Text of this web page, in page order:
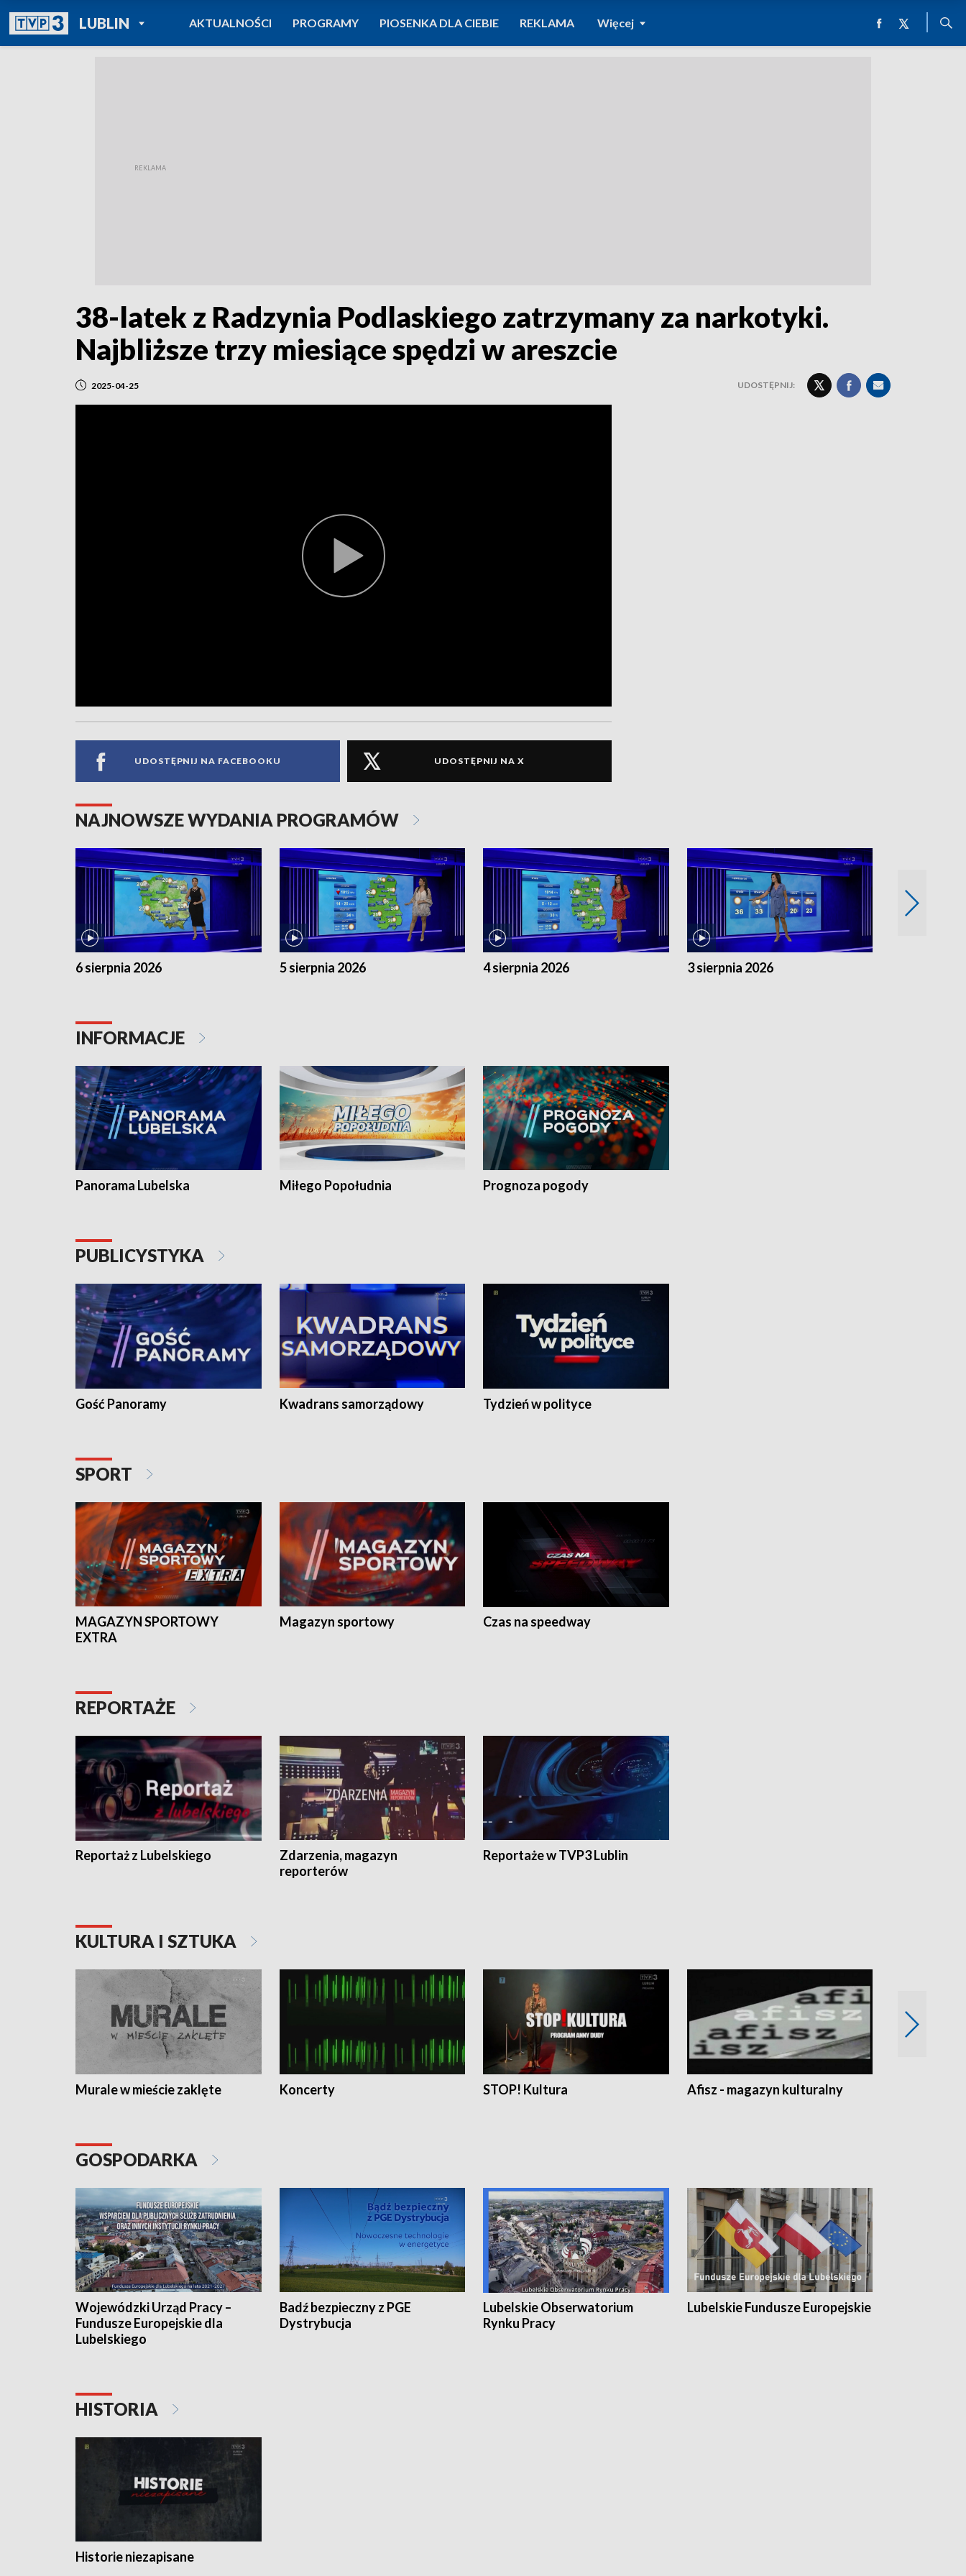
LUBLINPOWRÓT DO
TVP REGIONY
AKTUALNOŚCI PROGRAMY PIOSENKA DLA CIEBIE REKLAMA Więcej
38-latek z Radzynia Podlaskiego zatrzymany za narkotyki.
Najbliższe trzy miesiące spędzi w areszcie
2025-04-25 UDOSTĘPNIJ:
UDOSTĘPNIJ NA FACEBOOKU UDOSTĘPNIJ NA X
NAJNOWSZE WYDANIA PROGRAMÓW
6 sierpnia 2026 5 sierpnia 2026 4 sierpnia 2026 3 sierpnia 2026
INFORMACJE
Panorama Lubelska Miłego Popołudnia Prognoza pogody
PUBLICYSTYKA
Gość Panoramy Kwadrans samorządowy Tydzień w polityce
SPORT
MAGAZYN SPORTOWY
EXTRA
Magazyn sportowy Czas na speedway
REPORTAŻE
Reportaż z Lubelskiego
Zdarzenia, magazyn
reporterów
Reportaże w TVP3 Lublin
KULTURA I SZTUKA
Murale w mieście zaklęte Koncerty STOP! Kultura Afisz - magazyn kulturalny
GOSPODARKA
Wojewódzki Urząd Pracy –
Fundusze Europejskie dla
Lubelskiego
Badź bezpieczny z PGE
Dystrybucja
Lubelskie Obserwatorium
Rynku Pracy
Lubelskie Fundusze Europejskie
HISTORIA
Historie niezapisane